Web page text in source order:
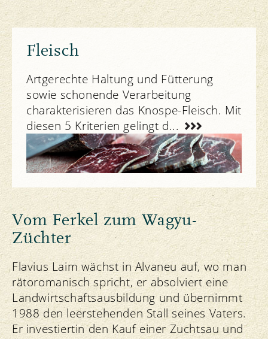
Fleisch
Artgerechte Haltung und Fütterung
sowie schonende Verarbeitung
charakterisieren das Knospe-Fleisch. Mit
diesen 5 Kriterien gelingt d...
Bio Suisse erleben
Vom Ferkel zum Wagyu-
Züchter
Flavius Laim wächst in Alvaneu auf, wo man
rätoromanisch spricht, er absolviert eine
Landwirtschaftsausbildung und übernimmt
1988 den leerstehenden Stall seines Vaters.
Er investiertin den Kauf einer Zuchtsau und